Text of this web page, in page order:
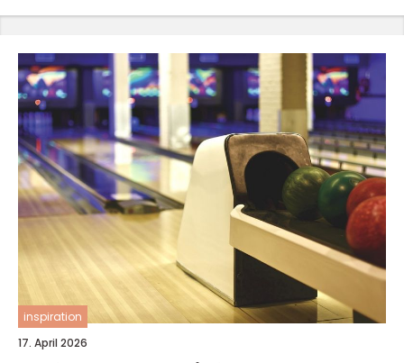
inspiration
17. April 2026